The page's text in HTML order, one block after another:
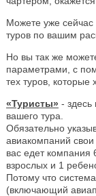
Можете уже
туров по вашим
Но вы так же
параметрами, с
тех туров, которые
«Туристы» - здесь
вашего тура.
Обязательно
авиакомпаний
вас едет компания
взрослых и 1
Потому что
(включающий